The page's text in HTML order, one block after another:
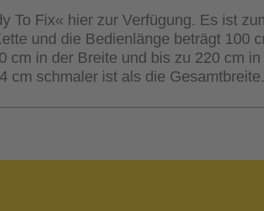
To Fix« hier zur Verfügung. Es ist
und die Bedienlänge beträgt 100
in der Breite und bis zu 220 cm
cm schmaler ist als die Gesamtbreite.